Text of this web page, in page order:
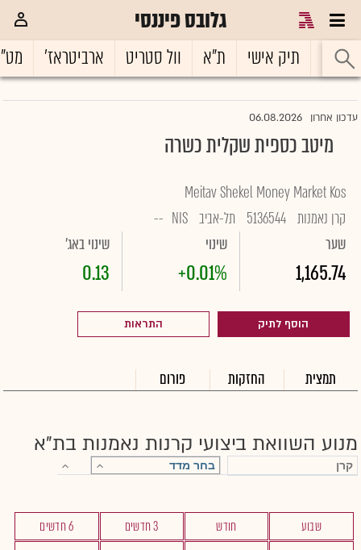
גלובס פיננסי
ראשי תיק אישי ת"א וול סטריט ארביטראז'
עדכון אחרון 06.08.2026
מיטב כספית שקלית כשרה
Meitav Shekel Money Market Kos
קרן נאמנות 5136544 תל-אביב NIS
--
שער
1,165.74
שינוי
+0.01%
שינוי באג'
0.13
הוסף לתיק התראות
תמצית החזקות פורום
מנוע השוואת ביצועי קרנות נאמנות בת"א
שבוע חודש 3 חדשים
6 חדשים